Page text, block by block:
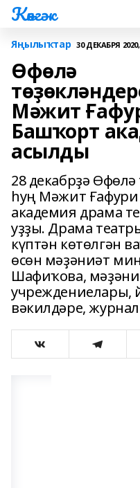
Көнгәк
Яңылыҡтар 30 ДЕКАБРЯ 2020,
Өфөлә
Мәжит
Башҡорт
асылды
28 декабрҙә
һуң Мәжит
академия драма
уҙҙы. Драма
күптән көтөлгән
өсөн мәҙәниәт
Шафиҡова,
учреждениелары,
вәкилдәре,